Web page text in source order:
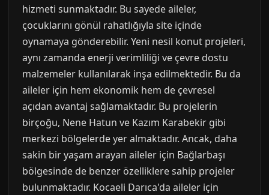
hizmeti sunmaktadır. Bu sayede aileler,
çocuklarını gönül rahatlığıyla site içinde
oynamaya gönderebilir. Yeni nesil konut projeleri,
aynı zamanda enerji verimliliği ve çevre dostu
malzemeler kullanılarak inşa edilmektedir. Bu da
aileler için hem ekonomik hem de çevresel
açıdan avantaj sağlamaktadır. Bu projelerin
birçoğu, Nene Hatun ve Kazım Karabekir gibi
merkezi bölgelerde yer almaktadır. Ancak, daha
sakin bir yaşam arayan aileler için Bağlarbaşı
bölgesinde de benzer özelliklere sahip projeler
bulunmaktadır. Kocaeli Darıca'da aileler için